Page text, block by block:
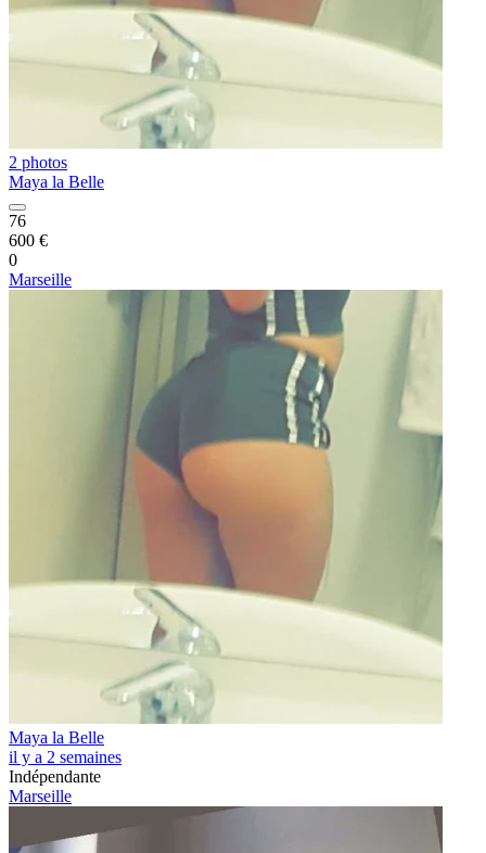
2 photos
Maya la Belle
76
600 €
0
Marseille
Maya la Belle
il y a 2 semaines
Indépendante
Marseille